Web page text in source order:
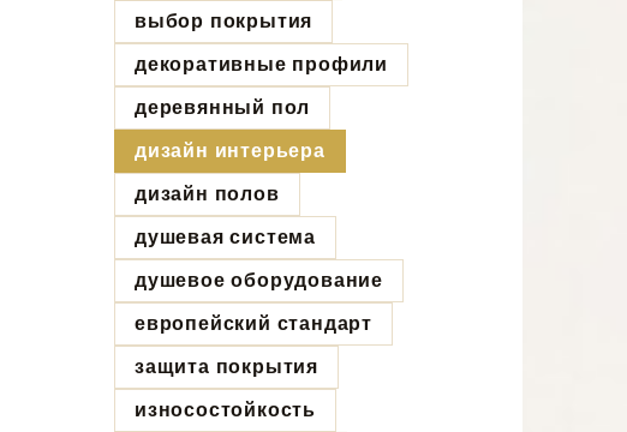
выбор покрытия
декоративные профили
деревянный пол
дизайн интерьера
дизайн полов
душевая система
душевое оборудование
европейский стандарт
защита покрытия
износостойкость